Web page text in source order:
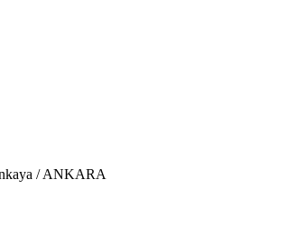
/ ANKARA